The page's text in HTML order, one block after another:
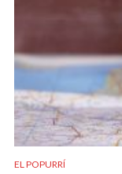
EL POPURRÍ